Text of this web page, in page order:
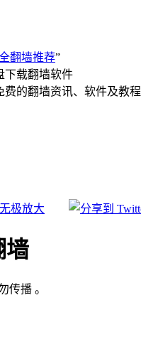
翻墙推荐”
下载翻墙软件
的翻墙资讯、软件及教程
墙
传播 。